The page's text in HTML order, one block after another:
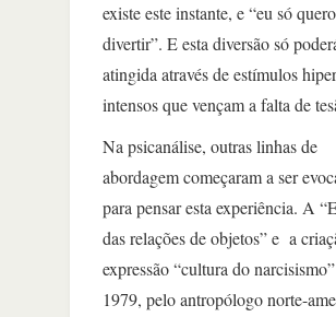
existe este instante, e “eu só
divertir”. E esta diversão só
atingida através de estímulos
intensos que vençam a falta de
Na psicanálise, outras linhas de
abordagem começaram a ser
para pensar esta experiência. A
das relações de objetos” e a
expressão “cultura do
1979, pelo antropólogo norte-